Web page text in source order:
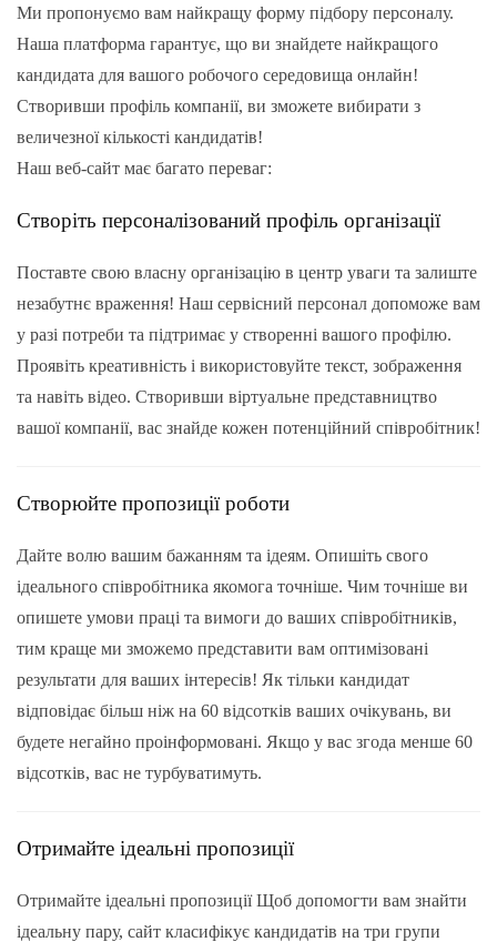
Ми пропонуємо вам найкращу форму підбору персоналу.
Наша платформа гарантує, що ви знайдете найкращого
кандидата для вашого робочого середовища онлайн!
Створивши профіль компанії, ви зможете вибирати з
величезної кількості кандидатів!
Наш веб-сайт має багато переваг:
Створіть персоналізований профіль організації
Поставте свою власну організацію в центр уваги та залиште
незабутнє враження! Наш сервісний персонал допоможе вам
у разі потреби та підтримає у створенні вашого профілю.
Проявіть креативність і використовуйте текст, зображення
та навіть відео. Створивши віртуальне представництво
вашої компанії, вас знайде кожен потенційний співробітник!
Створюйте пропозиції роботи
Дайте волю вашим бажанням та ідеям. Опишіть свого
ідеального співробітника якомога точніше. Чим точніше ви
опишете умови праці та вимоги до ваших співробітників,
тим краще ми зможемо представити вам оптимізовані
результати для ваших інтересів! Як тільки кандидат
відповідає більш ніж на 60 відсотків ваших очікувань, ви
будете негайно проінформовані. Якщо у вас згода менше 60
відсотків, вас не турбуватимуть.
Отримайте ідеальні пропозиції
Отримайте ідеальні пропозиції Щоб допомогти вам знайти
ідеальну пару, сайт класифікує кандидатів на три групи